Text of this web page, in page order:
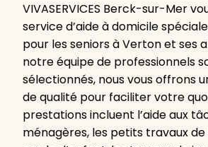
VIVASERVICES Berck-sur-Mer
service d’aide à domicile
pour les seniors à Verton et ses
notre équipe de professionnels
sélectionnés, nous vous offrons
de qualité pour faciliter votre
prestations incluent l’aide aux
ménagères, les petits travaux